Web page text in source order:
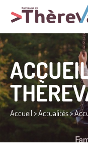
Accueil>Actualités>